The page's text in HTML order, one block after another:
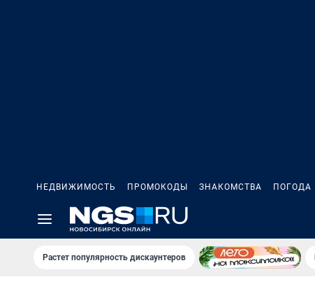
НЕДВИЖИМОСТЬ ПРОМОКОДЫ ЗНАКОМСТВА ПОГОДА
Растет популярность дискаунтеров